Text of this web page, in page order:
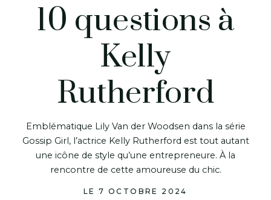
10 questions à
Kelly
Rutherford
Emblématique Lily Van der Woodsen dans la série
Gossip Girl, l’actrice Kelly Rutherford est tout autant
une icône de style qu’une entrepreneure. À la
rencontre de cette amoureuse du chic.
LE 7 OCTOBRE 2024